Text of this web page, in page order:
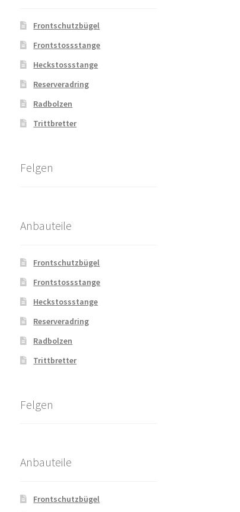
Frontschutzbügel
Frontstossstange
Heckstossstange
Reserveradring
Radbolzen
Trittbretter
Felgen
Anbauteile
Frontschutzbügel
Frontstossstange
Heckstossstange
Reserveradring
Radbolzen
Trittbretter
Felgen
Anbauteile
Frontschutzbügel